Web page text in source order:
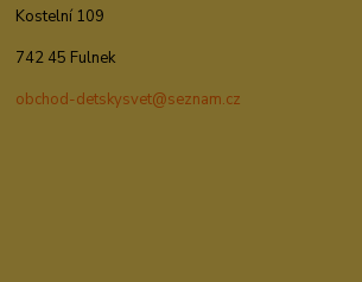
Kostelní 109
742 45 Fulnek
obchod-detskysvet@seznam.cz